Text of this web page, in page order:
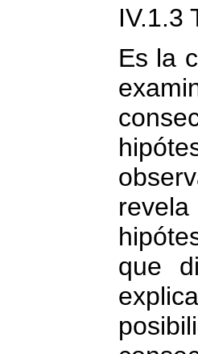
IV.1.3
Es la
que